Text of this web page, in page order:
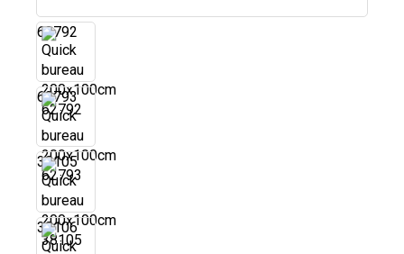
62792
62793
38105
38106